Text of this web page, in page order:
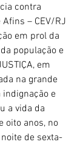
contra
– CEV/RJ
em prol da
população e
em
na grande
e
a vida da
oito anos, no
de sexta-